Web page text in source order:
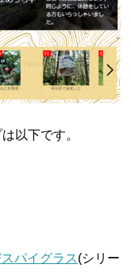
以下です。
パイグラス(シリー